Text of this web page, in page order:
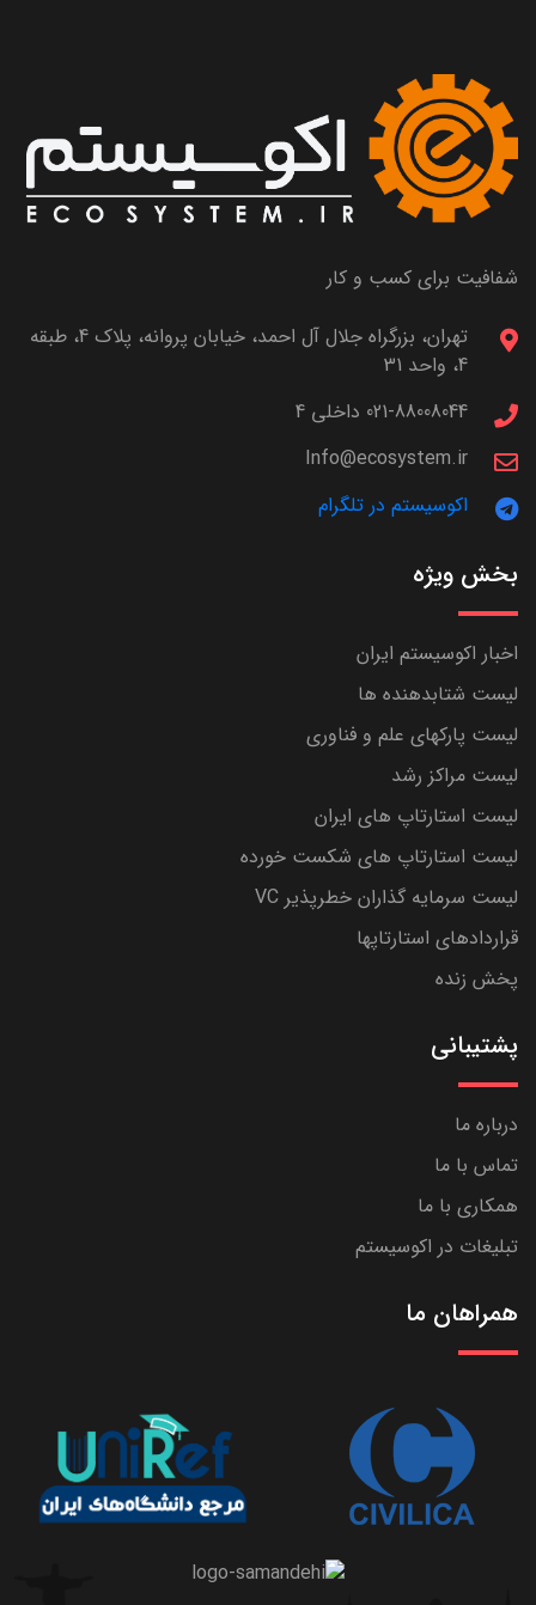
شفافیت برای کسب و کار
تهران، بزرگراه جلال آل احمد، خیابان پروانه، پلاک 4، طبقه
4، واحد 31
021-88008044 داخلی 4
Info@ecosystem.ir
اکوسیستم در تلگرام
بخش ویژه
اخبار اکوسیستم ایران
لیست شتابدهنده ها
لیست پارکهای علم و فناوری
لیست مراکز رشد
لیست استارتاپ های ایران
لیست استارتاپ های شکست خورده
لیست سرمایه گذاران خطرپذیر VC
قراردادهای استارتاپها
پخش زنده
پشتیبانی
درباره ما
تماس با ما
همکاری با ما
تبلیغات در اکوسیستم
همراهان ما